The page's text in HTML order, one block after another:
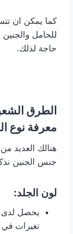
كما يمكن ان
للحامل
حاجة لذلك.
الطرق
معرفة نوع
هنالك العديد
جنس الجنين
لون الجلد:
يحصل لدى
تغيرات